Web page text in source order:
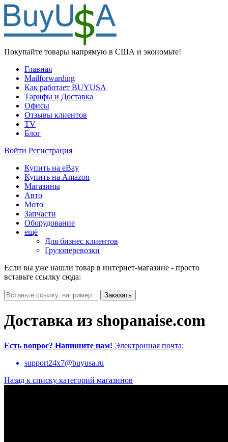
Покупайте товары напрямую в США и экономьте!
Главная
Mailforwarding
Как работает BUYUSA
Тарифы и Доставка
Офисы
Отзывы клиентов
TV
Блог
Войти Регистрация
Купить на eBay
Купить на Amazon
Магазины
Авто
Мото
Запчасти
Оборудование
ещё
Для бизнес клиентов
Грузоперевозки
Если вы уже нашли товар в интернет-магазине - просто
вставьте ссылку сюда:
Доставка из shopanaise.com
Есть вопрос? Напишите нам! Электронная почта:
support24x7@buyusa.ru
Назад к списку категорий магазинов